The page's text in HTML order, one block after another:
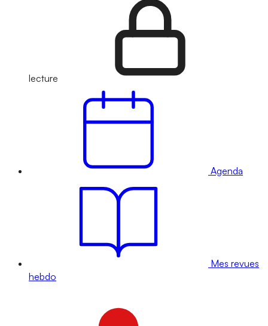
lecture
Agenda
Mes revues
hebdo